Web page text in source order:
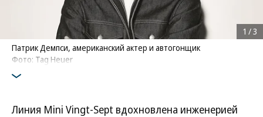
Патрик Демпси, американский актер и автогонщик
Фото: Tag Heuer
1 /3
Линия Mini Vingt-Sept вдохновлена инженерией